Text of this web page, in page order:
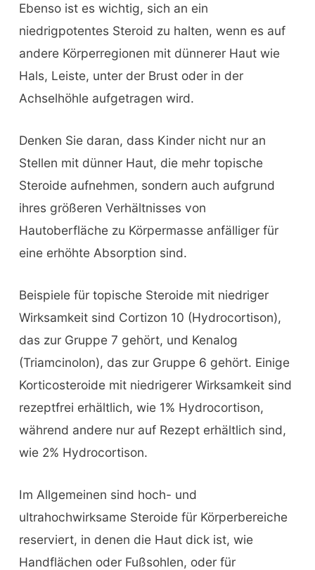
Ebenso ist es wichtig, sich an ein
niedrigpotentes Steroid zu halten, wenn es auf
andere Körperregionen mit dünnerer Haut wie
Hals, Leiste, unter der Brust oder in der
Achselhöhle aufgetragen wird.
Denken Sie daran, dass Kinder nicht nur an
Stellen mit dünner Haut, die mehr topische
Steroide aufnehmen, sondern auch aufgrund
ihres größeren Verhältnisses von
Hautoberfläche zu Körpermasse anfälliger für
eine erhöhte Absorption sind.
Beispiele für topische Steroide mit niedriger
Wirksamkeit sind Cortizon 10 (Hydrocortison),
das zur Gruppe 7 gehört, und Kenalog
(Triamcinolon), das zur Gruppe 6 gehört. Einige
Korticosteroide mit niedrigerer Wirksamkeit sind
rezeptfrei erhältlich, wie 1% Hydrocortison,
während andere nur auf Rezept erhältlich sind,
wie 2% Hydrocortison.
Im Allgemeinen sind hoch- und
ultrahochwirksame Steroide für Körperbereiche
reserviert, in denen die Haut dick ist, wie
Handflächen oder Fußsohlen, oder für